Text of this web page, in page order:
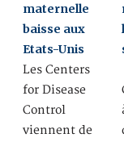
maternelle
baisse aux
Etats-Unis
Les Centers
for Disease
Control
viennent de